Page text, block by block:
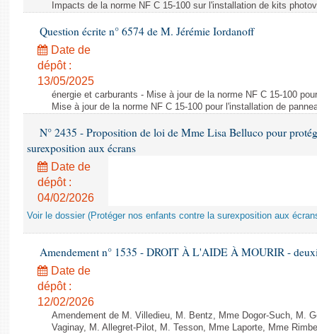
Impacts de la norme NF C 15-100 sur l'installation de kits
Question écrite n° 6574 de M. Jérémie Iordanoff
Date de
dépôt :
13/05/2025
énergie et carburants - Mise à jour de la norme NF C 15-100
Mise à jour de la norme NF C 15-100 pour l'installation de
N° 2435 - Proposition de loi de Mme Lisa Belluco pour
surexposition aux écrans
Date de
dépôt :
04/02/2026
Voir le dossier (Protéger nos enfants contre la surexposition aux
Amendement n° 1535 - DROIT À L'AIDE À MOURIR -
Date de
dépôt :
12/02/2026
Amendement de M. Villedieu, M. Bentz, Mme Dogor-Such, M.
Vaginay, M. Allegret-Pilot, M. Tesson, Mme Laporte, Mme